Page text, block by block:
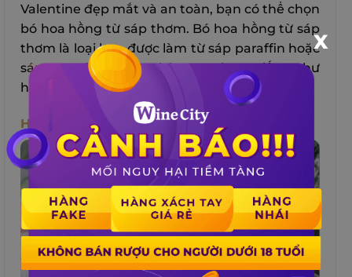
Valentine đẹp mắt và an toàn, bạn có thể chọn
bó hoa hồng từ sáp thơm. Bó hoa hồng từ sáp
thơm là loại hoa được làm từ sáp paraffin hoặc
sáp ong có màu sắc và hương thơm giống như
hoa hồng thật.
Hộp Quà Socola Đủ Loại
X